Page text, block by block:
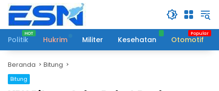
Langsung
konten
Politik
Hukrim Militer Kesehatan Otomotif
Beranda Bitung
Bitung